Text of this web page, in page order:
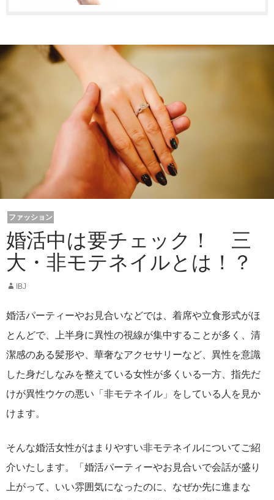
ファッション
婚活中は要チェック！ 三
大・非モテネイルとは！？
IBJ
婚活パーティーやお見合いなどでは、着席や立食形式がほ
とんどで、上半身に異性の視線が集中することが多く、清
潔感のある髪形や、華奢なアクセサリーなど、異性を意識
した身だしなみを整えている女性が多くいる一方、指先だ
けが異性ウケの悪い「非モテネイル」をしている人を見か
けます。
そんな婚活女性がはまりやすい非モテネイルについてご紹
介いたします。「婚活パーティーやお見合いで会話が盛り
上がって、いい雰囲気になったのに、なぜか先に進まな